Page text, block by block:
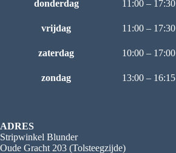
donderdag 11:00 – 17:30
vrijdag 11:00 – 17:30
zaterdag 10:00 – 17:00
zondag 13:00 – 16:15
ADRES
Stripwinkel Blunder
Oude Gracht 203 (Tolsteegzijde)